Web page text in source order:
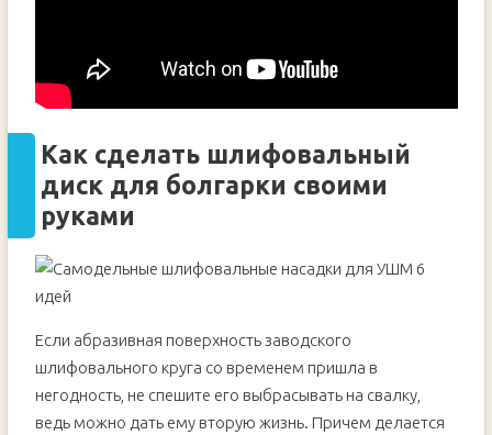
Как сделать шлифовальный
диск для болгарки своими
руками
Если абразивная поверхность заводского
шлифовального круга со временем пришла в
негодность, не спешите его выбрасывать на свалку,
ведь можно дать ему вторую жизнь. Причем делается